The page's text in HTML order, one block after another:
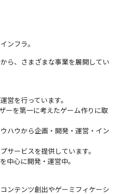
ンフラ。
ら、さまざまな事業を展開してい
営を行っています。
ーを第一に考えたゲーム作りに取
ハウから企画・開発・運営・イン
サービスを提供しています。
中心に開発・運営中。
ンテンツ創出やゲーミフィケーシ